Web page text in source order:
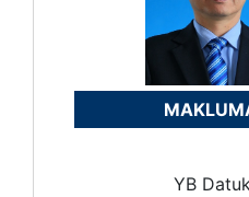
YB